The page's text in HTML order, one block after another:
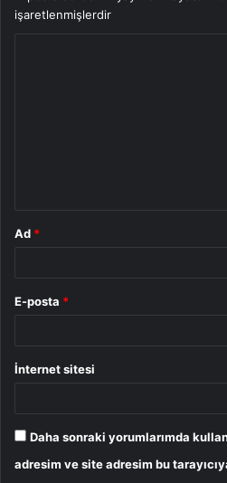
işaretlenmişlerdir
Ad *
E-posta *
İnternet sitesi
Daha sonraki yorumlarımda
adresim ve site adresim bu